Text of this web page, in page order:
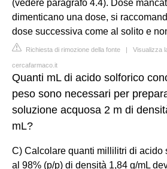
(vedere paragrafo 4.4). Dose
dimenticano una dose, si
dose successiva come al solito e
Richiesta di rimozione della fonte Visualizza
cercafarmaco.it
Quanti mL di acido solforico
peso sono necessari per
soluzione acquosa 2 m di
mL?
C) Calcolare quanti millilitri di acido
al 98% (p/p) di densità 1,84 g/mL